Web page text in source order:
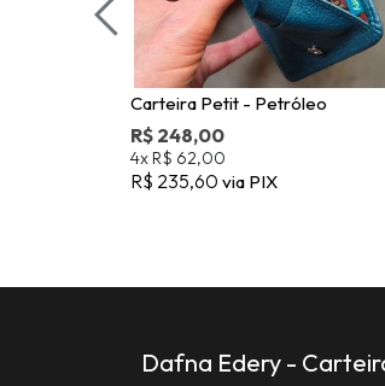
Carteira Petit - Petróleo
R$ 248,00
4x R$ 62,00
R$ 235,60 via PIX
Dafna Edery -